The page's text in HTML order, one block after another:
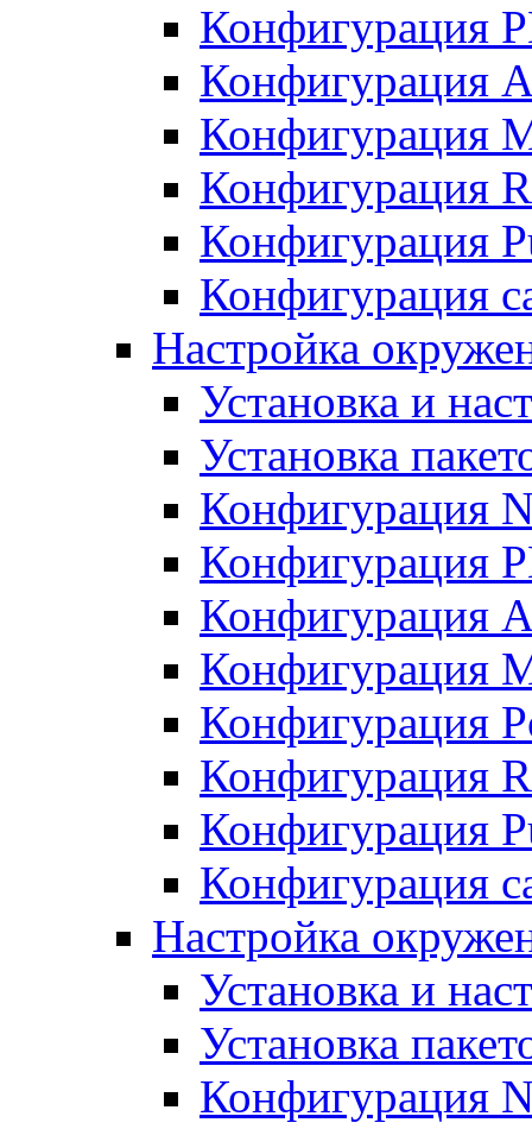
Конфигурация
Конфигурация
Конфигурация
Конфигурация
Конфигурация
Конфигурация
Настройка
Установка и
Установка
Конфигурация
Конфигурация
Конфигурация
Конфигурация
Конфигурация
Конфигурация
Конфигурация
Конфигурация
Настройка
Установка и
Установка
Конфигурация